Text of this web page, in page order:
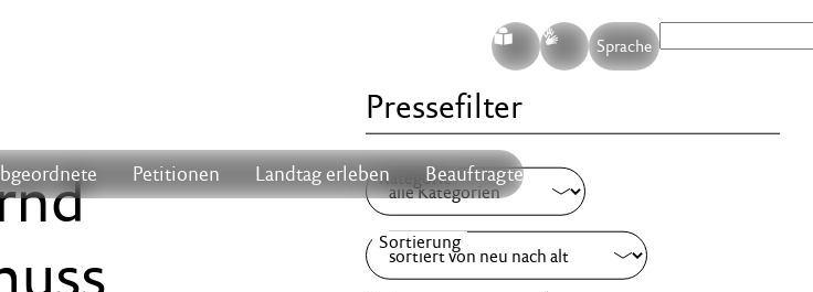
S G Sprache
Petitionen Landtag erleben Beauftragte
Pressefilter